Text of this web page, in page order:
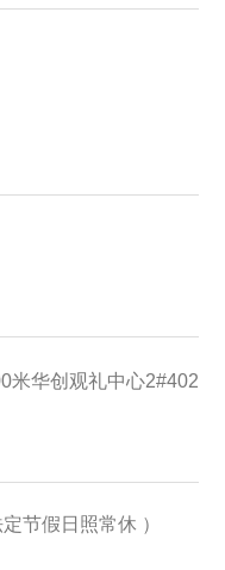
米华创观礼中心2#402
节假日照常休 ）